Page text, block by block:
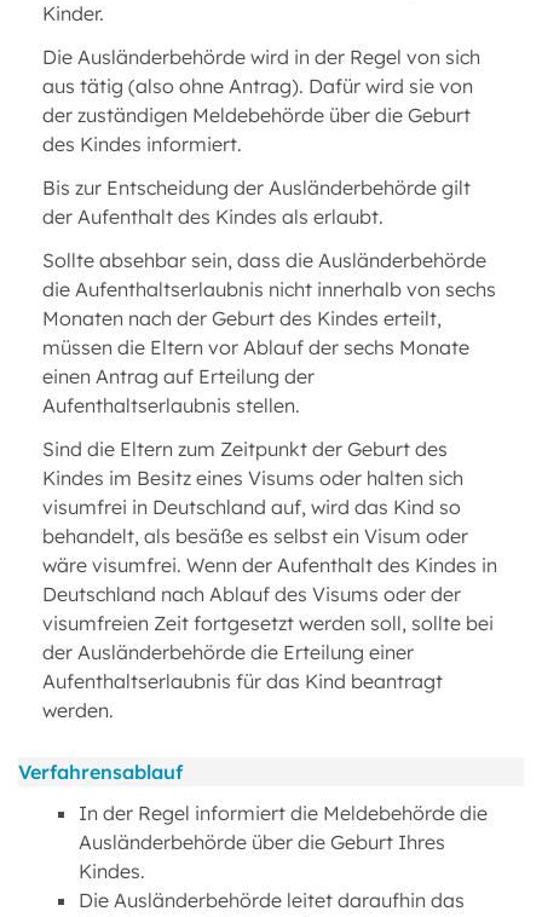
Kinder.
Die Ausländerbehörde wird in der Regel von sich
aus tätig (also ohne Antrag). Dafür wird sie von
der zuständigen Meldebehörde über die Geburt
des Kindes informiert.
Bis zur Entscheidung der Ausländerbehörde gilt
der Aufenthalt des Kindes als erlaubt.
Sollte absehbar sein, dass die Ausländerbehörde
die Aufenthaltserlaubnis nicht innerhalb von sechs
Monaten nach der Geburt des Kindes erteilt,
müssen die Eltern vor Ablauf der sechs Monate
einen Antrag auf Erteilung der
Aufenthaltserlaubnis stellen.
Sind die Eltern zum Zeitpunkt der Geburt des
Kindes im Besitz eines Visums oder halten sich
visumfrei in Deutschland auf, wird das Kind so
behandelt, als besäße es selbst ein Visum oder
wäre visumfrei. Wenn der Aufenthalt des Kindes in
Deutschland nach Ablauf des Visums oder der
visumfreien Zeit fortgesetzt werden soll, sollte bei
der Ausländerbehörde die Erteilung einer
Aufenthaltserlaubnis für das Kind beantragt
werden.
Verfahrensablauf
In der Regel informiert die Meldebehörde die
Ausländerbehörde über die Geburt Ihres
Kindes.
Die Ausländerbehörde leitet daraufhin das